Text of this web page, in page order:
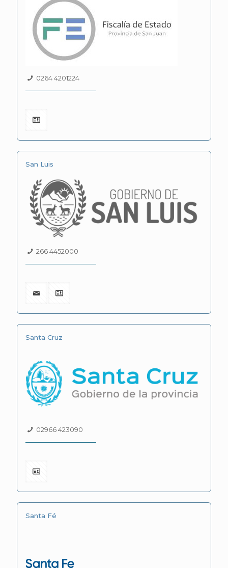
0264 4201224
San Luis
266 4452000
Santa Cruz
02966 423090
Santa Fé